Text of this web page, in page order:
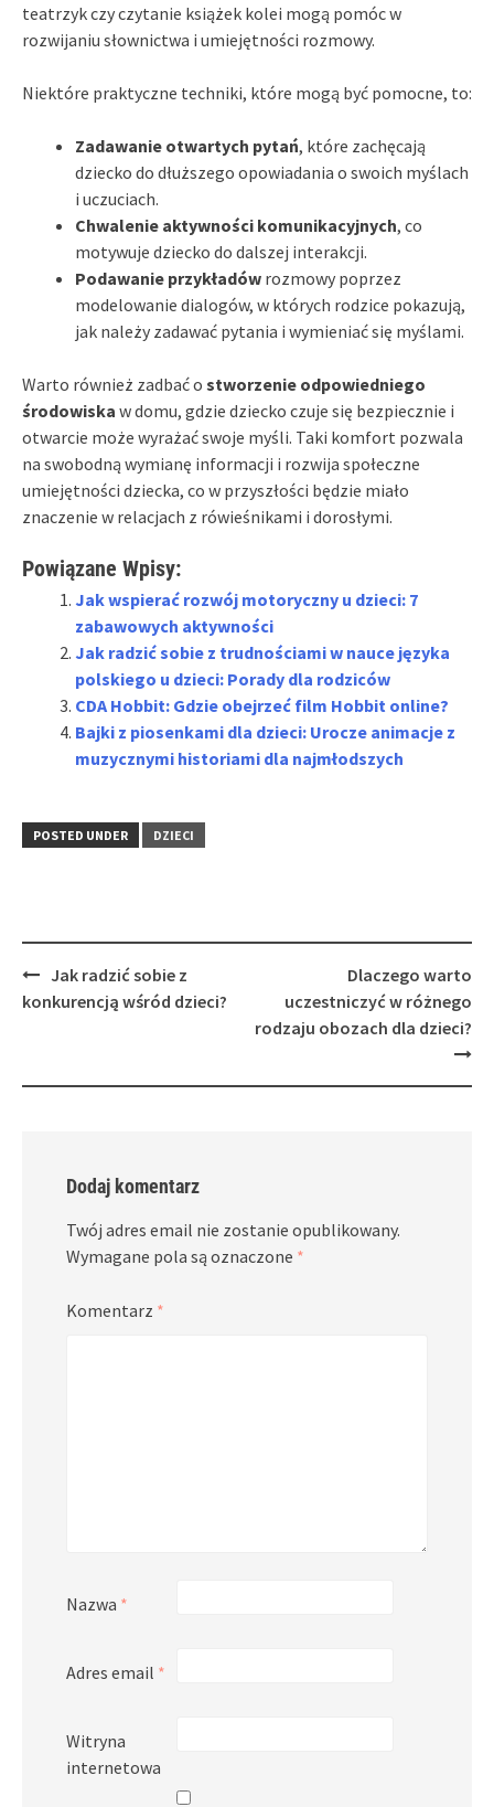
teatrzyk czy czytanie książek kolei mogą pomóc w
rozwijaniu słownictwa i umiejętności rozmowy.
Niektóre praktyczne techniki, które mogą być pomocne, to:
Zadawanie otwartych pytań, które zachęcają
dziecko do dłuższego opowiadania o swoich myślach
i uczuciach.
Chwalenie aktywności komunikacyjnych, co
motywuje dziecko do dalszej interakcji.
Podawanie przykładów rozmowy poprzez
modelowanie dialogów, w których rodzice pokazują,
jak należy zadawać pytania i wymieniać się myślami.
Warto również zadbać o stworzenie odpowiedniego
środowiska w domu, gdzie dziecko czuje się bezpiecznie i
otwarcie może wyrażać swoje myśli. Taki komfort pozwala
na swobodną wymianę informacji i rozwija społeczne
umiejętności dziecka, co w przyszłości będzie miało
znaczenie w relacjach z rówieśnikami i dorosłymi.
Powiązane Wpisy:
Jak wspierać rozwój motoryczny u dzieci: 7
zabawowych aktywności
Jak radzić sobie z trudnościami w nauce języka
polskiego u dzieci: Porady dla rodziców
CDA Hobbit: Gdzie obejrzeć film Hobbit online?
Bajki z piosenkami dla dzieci: Urocze animacje z
muzycznymi historiami dla najmłodszych
POSTED UNDER DZIECI
Post
navigation
Jak radzić sobie z
konkurencją wśród dzieci?
Dlaczego warto
uczestniczyć w różnego
rodzaju obozach dla dzieci?
Dodaj komentarz
Twój adres email nie zostanie opublikowany.
Wymagane pola są oznaczone *
Komentarz *
Nazwa *
Adres email *
Witryna
internetowa